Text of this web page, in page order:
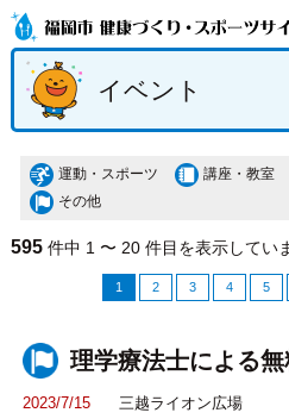
イベント
運動・スポーツ 講座・教室
その他
595件中 1 〜 20 件目を表示してい
1 2 3 4 5
理学療法士による
2023/7/15 三越ライオン広場